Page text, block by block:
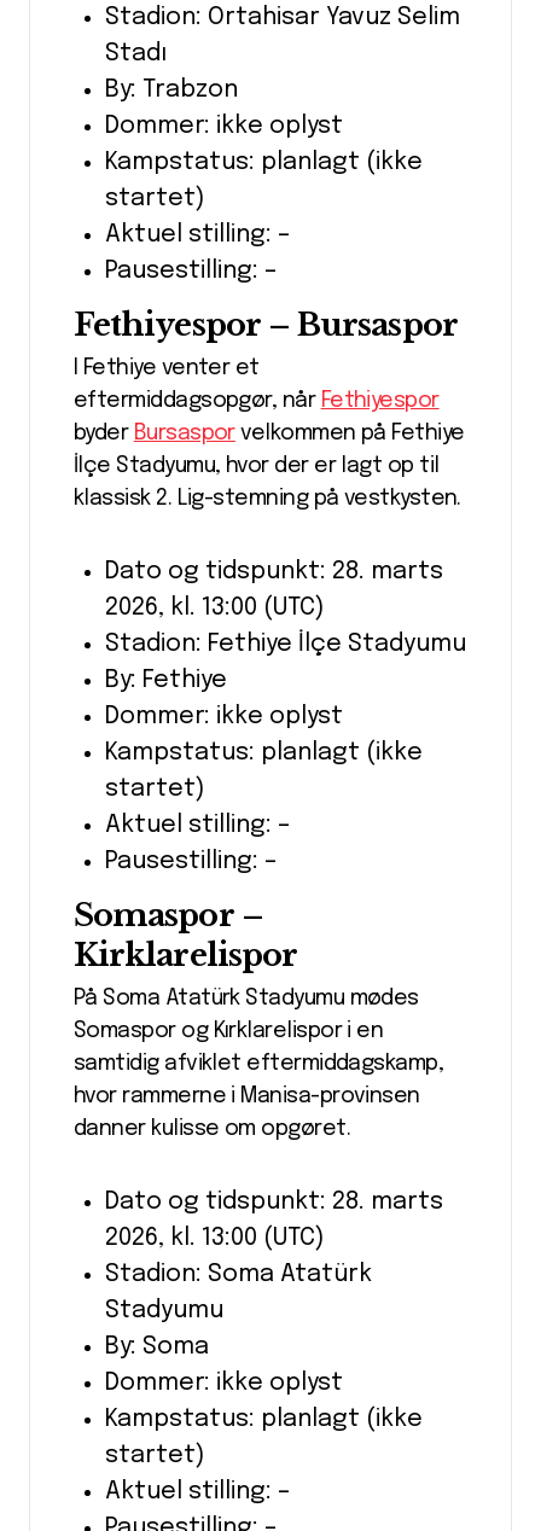
Stadion: Ortahisar Yavuz Selim
Stadı
By: Trabzon
Dommer: ikke oplyst
Kampstatus: planlagt (ikke
startet)
Aktuel stilling: –
Pausestilling: –
Fethiyespor – Bursaspor
I Fethiye venter et
eftermiddagsopgør, når Fethiyespor
byder Bursasporvelkommen på Fethiye
İlçe Stadyumu, hvor der er lagt op til
klassisk 2. Lig-stemning på vestkysten.
Dato og tidspunkt: 28. marts
2026, kl. 13:00 (UTC)
Stadion: Fethiye İlçe Stadyumu
By: Fethiye
Dommer: ikke oplyst
Kampstatus: planlagt (ikke
startet)
Aktuel stilling: –
Pausestilling: –
Somaspor –
Kirklarelispor
På Soma Atatürk Stadyumu mødes
Somaspor og Kırklarelispor i en
samtidig afviklet eftermiddagskamp,
hvor rammerne i Manisa-provinsen
danner kulisse om opgøret.
Dato og tidspunkt: 28. marts
2026, kl. 13:00 (UTC)
Stadion: Soma Atatürk
Stadyumu
By: Soma
Dommer: ikke oplyst
Kampstatus: planlagt (ikke
startet)
Aktuel stilling: –